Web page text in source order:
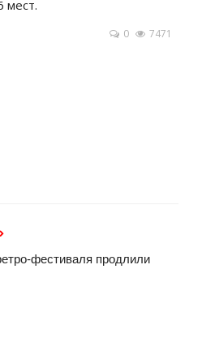
мест.
0 7471
фестиваля продлили